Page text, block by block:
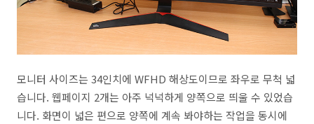
모니터 사이즈는 34인치에 WFHD 해상도이므로 좌우로 무척 넓
습니다. 웹페이지 2개는 아주 넉넉하게 양쪽으로 띄울 수 있었습
니다. 화면이 넓은 편으로 양쪽에 계속 봐야하는 작업을 동시에